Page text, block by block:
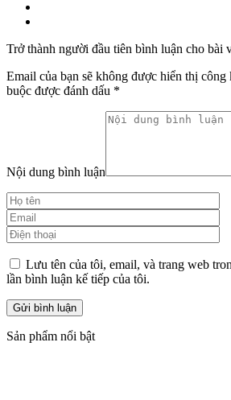
Trở thành người đầu tiên bình luận cho bài
Email của bạn sẽ không được hiển thị công
buộc được đánh dấu *
Nội dung bình luận
Lưu tên của tôi, email, và trang web
lần bình luận kế tiếp của tôi.
Sản phẩm nổi bật